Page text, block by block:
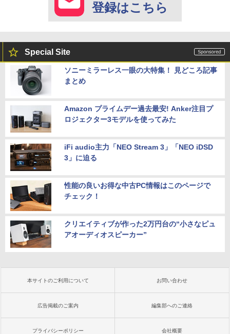
登録はこちら
Special Site
ソニーミラーレス一眼の大特集！ 見どころ記事
まとめ
Amazon プライムデー過去最安! Anker注目プ
ロジェクター3モデルを使ってみた
iFi audio主力「NEO Stream 3」「NEO iDSD
3」に迫る
性能の良いお得な中古PC情報はこのページで
チェック！
クリエイティブが作った2万円台の“小さなピュ
アオーディオスピーカー”
本サイトのご利用について お問い合わせ
広告掲載のご案内 編集部へのご連絡
プライバシーポリシー 会社概要